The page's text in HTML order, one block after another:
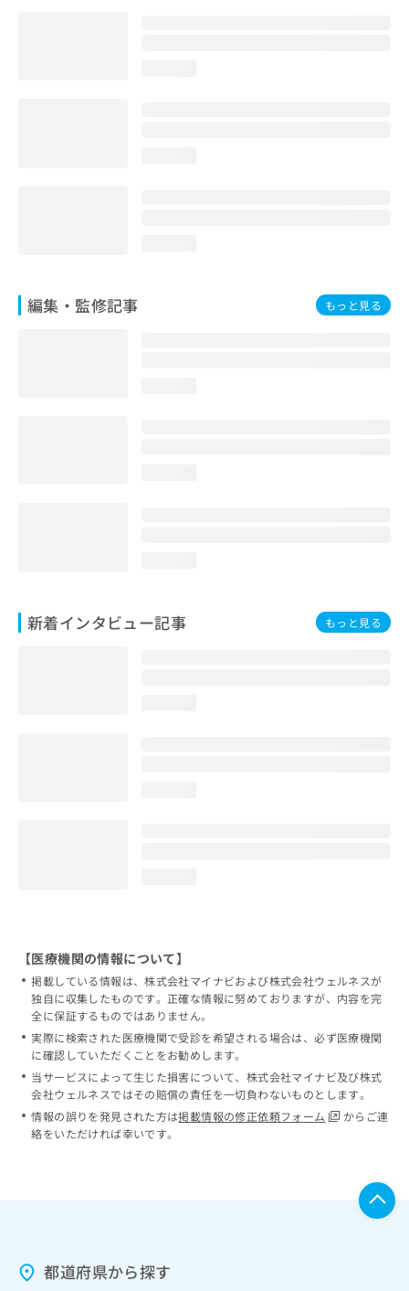
編集・監修記事 もっと見る
新着インタビュー記事 もっと見る
【医療機関の情報について】
掲載している情報は、株式会社マイナビおよび株式会社ウェルネスが
独自に収集したものです。正確な情報に努めておりますが、内容を完
全に保証するものではありません。
実際に検索された医療機関で受診を希望される場合は、必ず医療機関
に確認していただくことをお勧めします。
当サービスによって生じた損害について、株式会社マイナビ及び株式
会社ウェルネスではその賠償の責任を一切負わないものとします。
情報の誤りを発見された方は掲載情報の修正依頼フォーム
からご連
絡をいただければ幸いです。
都道府県から探す